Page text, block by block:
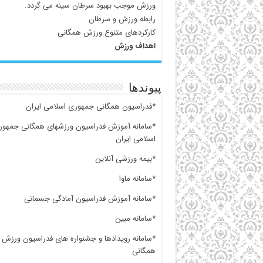
ورزش موجب بهبود سرطان سینه می گردد.
رابطه ورزش و سرطان
کارکردهای متنوع ورزش همگانی
اهداف ورزش
پیوندها
*فدراسیون همگانی جمهوری اسلامی ایران
*سامانه آموزش فدراسیون ورزشهای همگانی
اسلامی ایران
*بیمه ورزشی آنلاین
*سامانه ماوا
*سامانه آموزش فدراسیون آمادگی جسمانی
*سامانه مبین
*سامانه رویدادها و جشنواره های فدراسیون
همگانی